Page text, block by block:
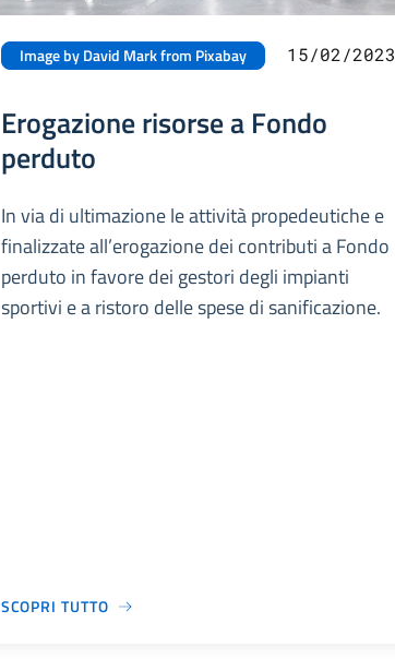
Image by David Mark from Pixabay 15/02/2023
Erogazione risorse a Fondo
perduto
In via di ultimazione le attività propedeutiche e
finalizzate all’erogazione dei contributi a Fondo
perduto in favore dei gestori degli impianti
sportivi e a ristoro delle spese di sanificazione.
SCOPRI TUTTO